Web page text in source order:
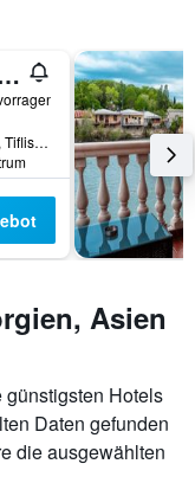
Hotel Tbilisi
29 Rustaveli Avenue, Tiflis, Georgien
Asien
Hotels
Daten gefunden
die ausgewählten